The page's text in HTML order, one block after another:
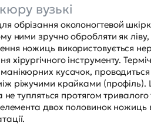
вузькі
обрізання околоногтевой
ними зручно обробляти як
ножиць використовується
хірургічного інструменту.
кусачок,
ріжучими крайками
не тупляться протягом
елемента двох половинок